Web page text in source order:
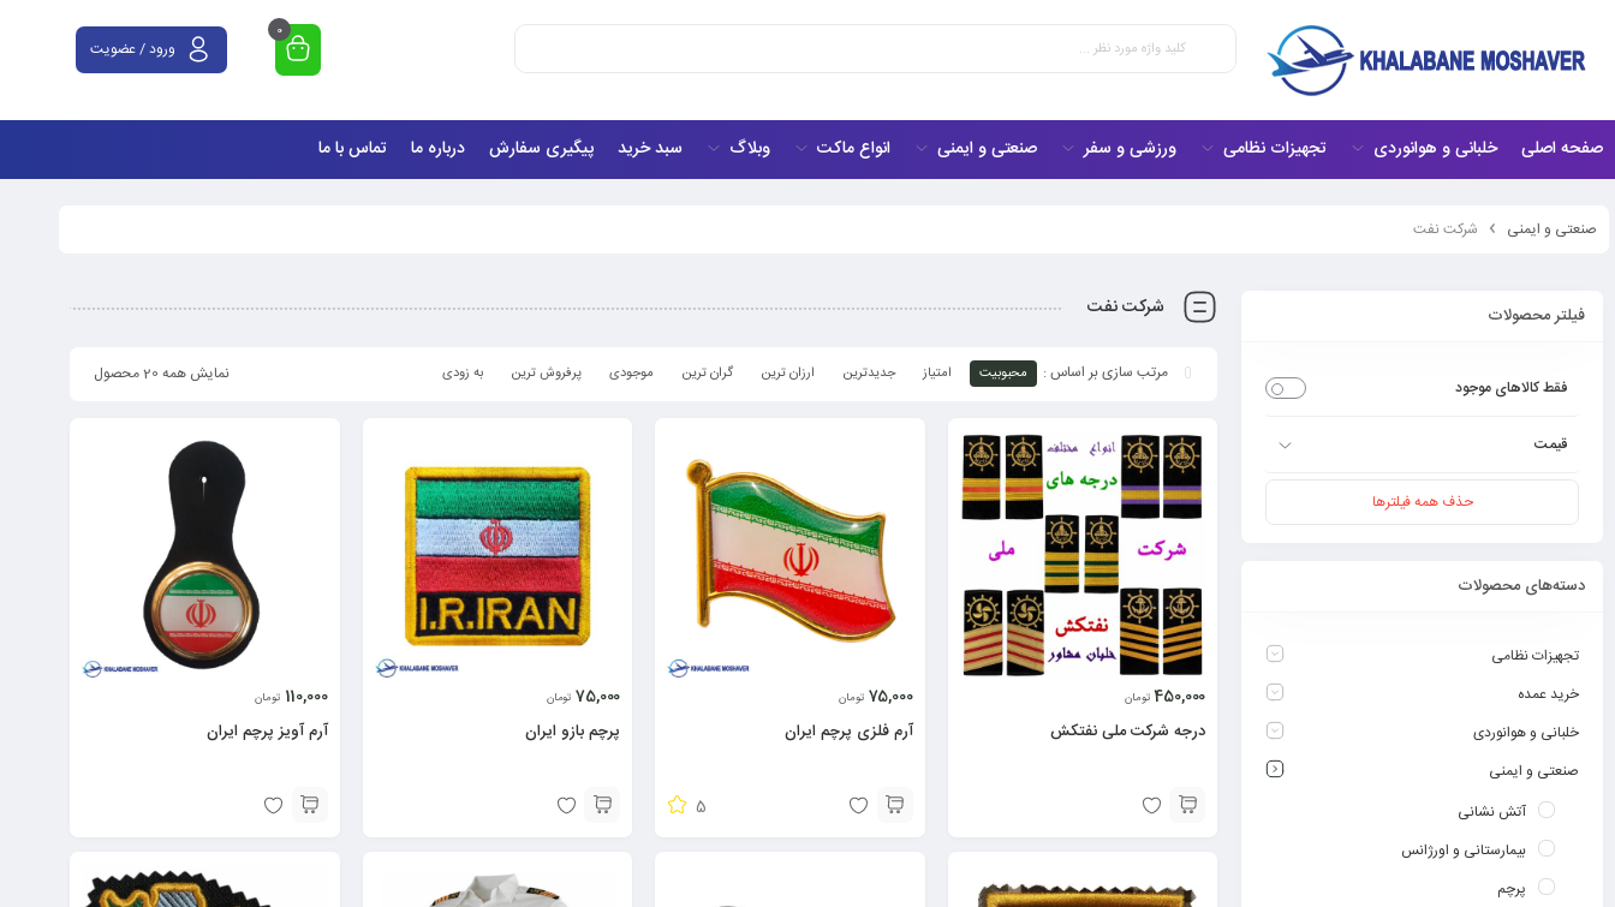
0
ورود / عضویت
صفحه اصلی خلبانی و هوانوردی تجهیزات نظامی ورزشی و سفر صنعتی و ایمنی انواع ماکت وبلاگ سبد خرید پیگیری سفارش درباره ما تماس با ما
صنعتی و ایمنی شرکت نفت
فیلتر محصولات
فقط کالاهای موجود
قیمت
حذف همه فیلترها
دسته‌های محصولات
تجهیزات نظامی
خرید عمده
خلبانی و هوانوردی
صنعتی و ایمنی
آتش نشانی
بیمارستانی و اورژانس
پرچم
شرکت نفت
نمایش همه 20 محصول محبوبیت امتیاز جدیدترین ارزان ترین گران ترین موجودی پرفروش ترین به زودی
450,000 تومان
درجه شرکت ملی نفتکش
75,000 تومان
آرم فلزی پرچم ایران
5
75,000 تومان
پرچم بازو ایران
110,000 تومان
آرم آویز پرچم ایران